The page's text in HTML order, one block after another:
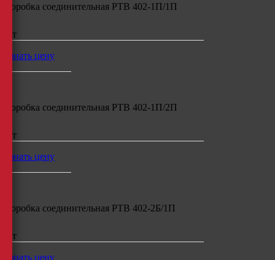
Коробка соединительная РТВ 402-1П/1П
шт
узнать цену
Коробка соединительная РТВ 402-1П/2П
шт
узнать цену
Коробка соединительная РТВ 402-2Б/1П
шт
узнать цену